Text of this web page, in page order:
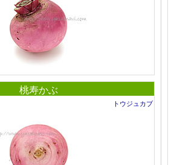
桃寿かぶ
トウジュカブ